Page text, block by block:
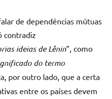
de dependências mútuas
contradiz
ideias de Lênin”, como
do termo
por outro lado, que a certa
entre os países devem